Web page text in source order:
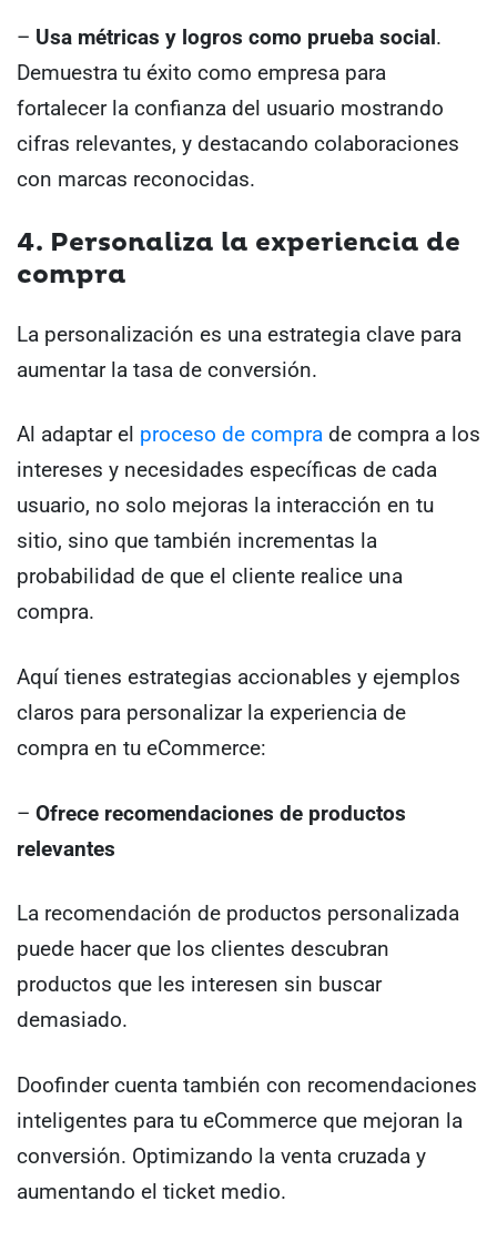
– Usa métricas y logros como prueba social.
Demuestra tu éxito como empresa para
fortalecer la confianza del usuario mostrando
cifras relevantes, y destacando colaboraciones
con marcas reconocidas.
4. Personaliza la experiencia de
compra
La personalización es una estrategia clave para
aumentar la tasa de conversión.
Al adaptar el proceso de compra de compra a los
intereses y necesidades específicas de cada
usuario, no solo mejoras la interacción en tu
sitio, sino que también incrementas la
probabilidad de que el cliente realice una
compra.
Aquí tienes estrategias accionables y ejemplos
claros para personalizar la experiencia de
compra en tu eCommerce:
– Ofrece recomendaciones de productos
relevantes
La recomendación de productos personalizada
puede hacer que los clientes descubran
productos que les interesen sin buscar
demasiado.
Doofinder cuenta también con recomendaciones
inteligentes para tu eCommerce que mejoran la
conversión. Optimizando la venta cruzada y
aumentando el ticket medio.